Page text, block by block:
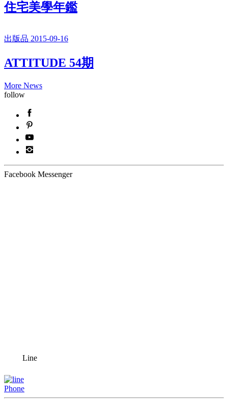
住宅美學年鑑
出版品 2015-09-16
ATTITUDE 54期
More News
follow
Facebook Messenger
Line
Phone